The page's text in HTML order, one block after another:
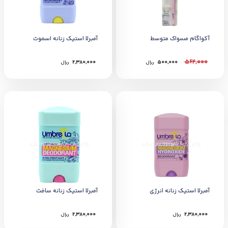
آکواگام مسواک متوسط
562,000
500,000 ﷼
آمبرلا استیک زنانه اسموت
2,380,000 ﷼
آمبرلا استیک زنانه انرژی
2,380,000 ﷼
آمبرلا استیک زنانه سافت
2,380,000 ﷼